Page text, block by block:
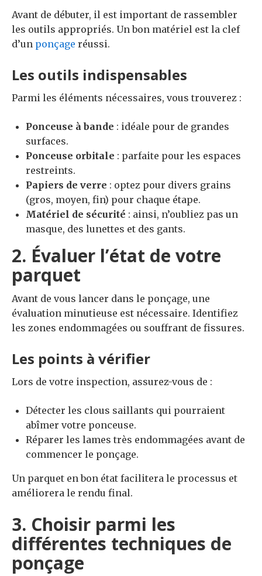
Avant de débuter, il est important de rassembler
les outils appropriés. Un bon matériel est la clef
d’un ponçage réussi.
Les outils indispensables
Parmi les éléments nécessaires, vous trouverez :
Ponceuse à bande : idéale pour de grandes
surfaces.
Ponceuse orbitale : parfaite pour les espaces
restreints.
Papiers de verre : optez pour divers grains
(gros, moyen, fin) pour chaque étape.
Matériel de sécurité : ainsi, n’oubliez pas un
masque, des lunettes et des gants.
2. Évaluer l’état de votre
parquet
Avant de vous lancer dans le ponçage, une
évaluation minutieuse est nécessaire. Identifiez
les zones endommagées ou souffrant de fissures.
Les points à vérifier
Lors de votre inspection, assurez-vous de :
Détecter les clous saillants qui pourraient
abîmer votre ponceuse.
Réparer les lames très endommagées avant de
commencer le ponçage.
Un parquet en bon état facilitera le processus et
améliorera le rendu final.
3. Choisir parmi les
différentes techniques de
ponçage